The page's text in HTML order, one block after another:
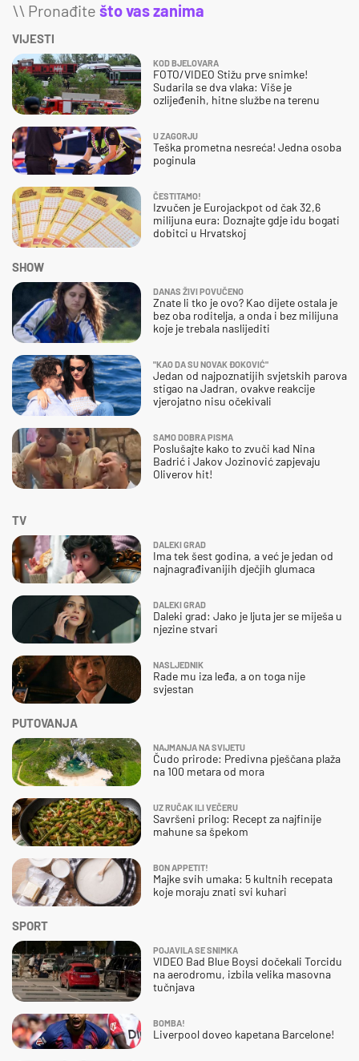
\\ Pronađite što vas zanima
VIJESTI
KOD BJELOVARA
FOTO/VIDEO Stižu prve snimke!
Sudarila se dva vlaka: Više je
ozlijeđenih, hitne službe na terenu
U ZAGORJU
Teška prometna nesreća! Jedna osoba
poginula
ČESTITAMO!
Izvučen je Eurojackpot od čak 32,6
milijuna eura: Doznajte gdje idu bogati
dobitci u Hrvatskoj
SHOW
DANAS ŽIVI POVUČENO
Znate li tko je ovo? Kao dijete ostala je
bez oba roditelja, a onda i bez milijuna
koje je trebala naslijediti
"KAO DA SU NOVAK ĐOKOVIĆ"
Jedan od najpoznatijih svjetskih parova
stigao na Jadran, ovakve reakcije
vjerojatno nisu očekivali
SAMO DOBRA PISMA
Poslušajte kako to zvuči kad Nina
Badrić i Jakov Jozinović zapjevaju
Oliverov hit!
SPORT
POJAVILA SE SNIMKA
VIDEO Bad Blue Boysi dočekali Torcidu
na aerodromu, izbila velika masovna
tučnjava
BOMBA!
Liverpool doveo kapetana Barcelone!
TV
DALEKI GRAD
Ima tek šest godina, a već je jedan od
najnagrađivanijih dječjih glumaca
DALEKI GRAD
Daleki grad: Jako je ljuta jer se miješa u
njezine stvari
NASLJEDNIK
Rade mu iza leđa, a on toga nije
svjestan
PUTOVANJA
NAJMANJA NA SVIJETU
Čudo prirode: Predivna pješčana plaža
na 100 metara od mora
UZ RUČAK ILI VEČERU
Savršeni prilog: Recept za najfinije
mahune sa špekom
BON APPETIT!
Majke svih umaka: 5 kultnih recepata
koje moraju znati svi kuhari